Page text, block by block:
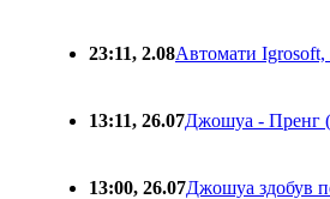
23:11, 2.08Автомати Igrosoft,
13:11, 26.07Джошуа - Пренг
13:00, 26.07Джошуа здобув